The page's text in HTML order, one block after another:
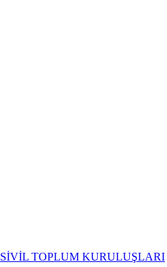
SİVİL TOPLUM KURULUŞLARI